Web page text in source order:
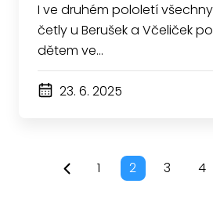
I ve druhém pololetí
četly u Berušek a Včeliček
dětem ve…
23. 6. 2025
1 2 3 4